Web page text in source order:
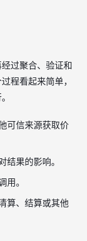
过聚合、验证和
程看起来简单，
可信来源获取价
结果的影响。
用。
算、结算或其他